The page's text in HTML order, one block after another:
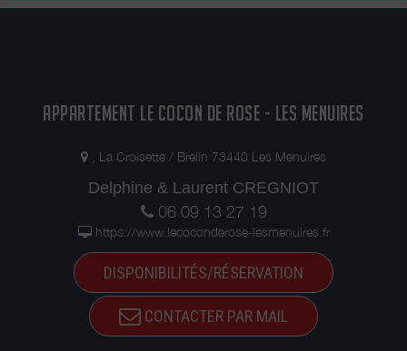
APPARTEMENT LE COCON DE ROSE - LES MENUIRES
, La Croisette / Brelin 73440 Les Menuires
Delphine & Laurent CREGNIOT
06 09 13 27 19
https://www.lecoconderose-lesmenuires.fr
DISPONIBILITÉS/RÉSERVATION
CONTACTER PAR MAIL